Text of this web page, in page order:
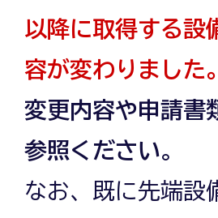
以降に取得する設
容が変わりました。
変更内容や申請書
参照ください。
なお、既に先端設